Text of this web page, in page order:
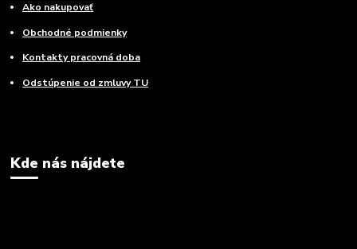
Ako nakupovať
Obchodné podmienky
Kontakty pracovná doba
Odstúpenie od zmluvy TU
Kde nás nájdete